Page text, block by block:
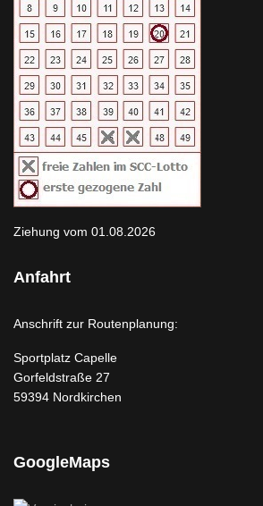
Ziehung vom 01.08.2026
Anfahrt
Anschrift zur Routenplanung:
Sportplatz Capelle
Gorfeldstraße 27
59394 Nordkirchen
GoogleMaps